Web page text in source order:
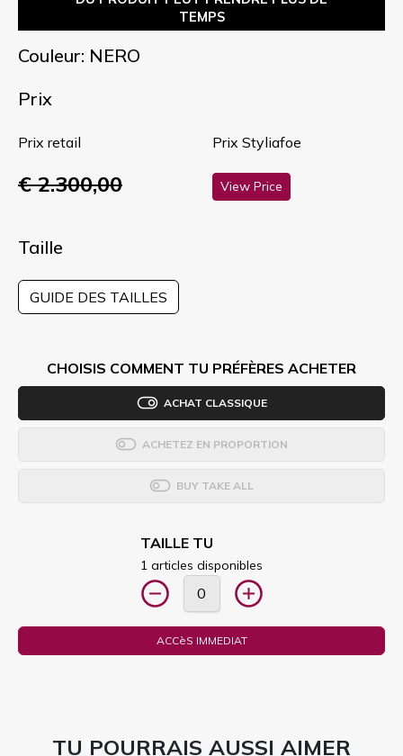
TEMPS
Couleur: NERO
Prix
Prix retail
€ 2.300,00
Prix Styliafoe
View Price
Taille
GUIDE DES TAILLES
CHOISIS COMMENT TU PRÉFÈRES ACHETER
ACHAT CLASSIQUE
ACHETEZ EN PROPORTION
BUY TAKE ALL
TAILLE TU
1 articles disponibles
ACCèS IMMEDIAT
TU POURRAIS AUSSI AIMER